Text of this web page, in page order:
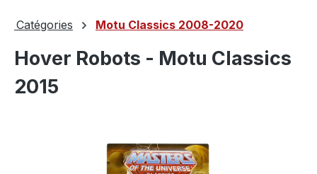
Catégories Motu Classics 2008-2020
Hover Robots - Motu Classics
2015
Ignorer la galerie d'images